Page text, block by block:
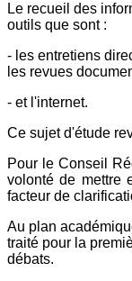
Le recueil des
outils que sont :
- les entretiens
les revues
- et l'internet.
Ce sujet d'étude
Pour le Conseil
volonté de mettre
facteur de
Au plan
traité pour la
débats.